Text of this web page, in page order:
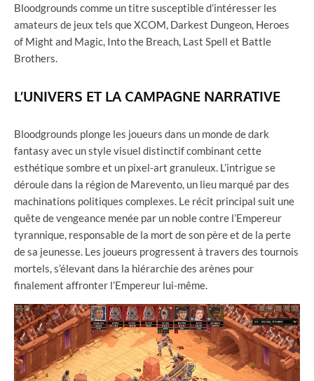
Bloodgrounds comme un titre susceptible d’intéresser les
amateurs de jeux tels que XCOM, Darkest Dungeon, Heroes
of Might and Magic, Into the Breach, Last Spell et Battle
Brothers.
L’UNIVERS ET LA CAMPAGNE NARRATIVE
Bloodgrounds plonge les joueurs dans un monde de dark
fantasy avec un style visuel distinctif combinant cette
esthétique sombre et un pixel-art granuleux. L’intrigue se
déroule dans la région de Marevento, un lieu marqué par des
machinations politiques complexes. Le récit principal suit une
quête de vengeance menée par un noble contre l’Empereur
tyrannique, responsable de la mort de son père et de la perte
de sa jeunesse. Les joueurs progressent à travers des tournois
mortels, s’élevant dans la hiérarchie des arènes pour
finalement affronter l’Empereur lui-même.